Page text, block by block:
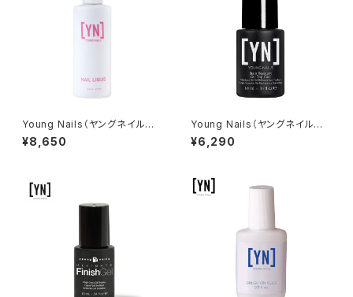
Young Nails（ヤングネイルズ）
Nail Liquid（ネイルリキッド）17
7ml
¥8,650
Young Nails（ヤングネイルズ）
Stain Resistant Top Coat G
el（ステインレジスタンストップ
¥6,290